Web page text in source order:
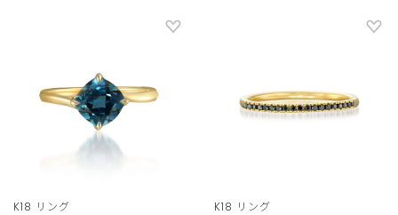
K18 リング
K18 リング